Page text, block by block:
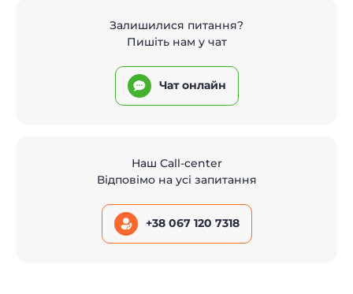
Залишилися питання?
Пишіть нам у чат
Чат онлайн
Наш Call-center
Відповімо на усі запитання
+38 067 120 7318